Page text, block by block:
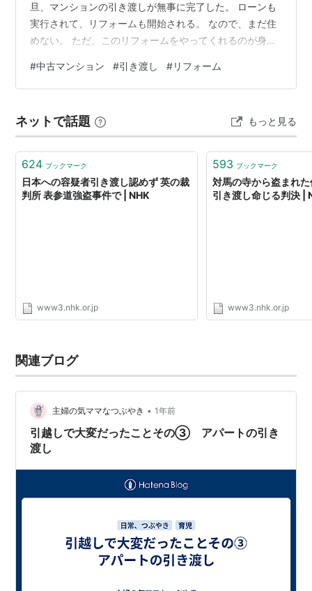
旦、マンションの引き渡しが無事に完了した。 ローンも
実行されて、リフォームも開始される。 なので、まだ住
めない。 ただ、このリフォームをやってくれるのが身
け早く売上を立てたいですよね？という会社の事情が、
私の生活スケジュールをぐいぐい前に引っ張ってくる。
っ越し代が一番高い時期に、わざわざ引っ越すこともほ
ぼ確定。 しかも、引っ越し代金を少しでも抑えたいがた
めに、リフォームの引き渡しより先に引っ…
#中古マンション #引き渡し #リフォーム
ネットで話題 もっと見る
624 ブックマーク
日本への容疑者引き渡し認めず 英の裁
判所 表参道強盗事件で | NHK
www3.nhk.or.jp
593 ブックマーク
対馬の寺から盗まれ
引き渡し命じる判決 |
www3.nhk.or.jp
関連ブログ
主婦の気ママなつぶやき • 1年前
引越しで大変だったことその③ アパートの引き
渡し